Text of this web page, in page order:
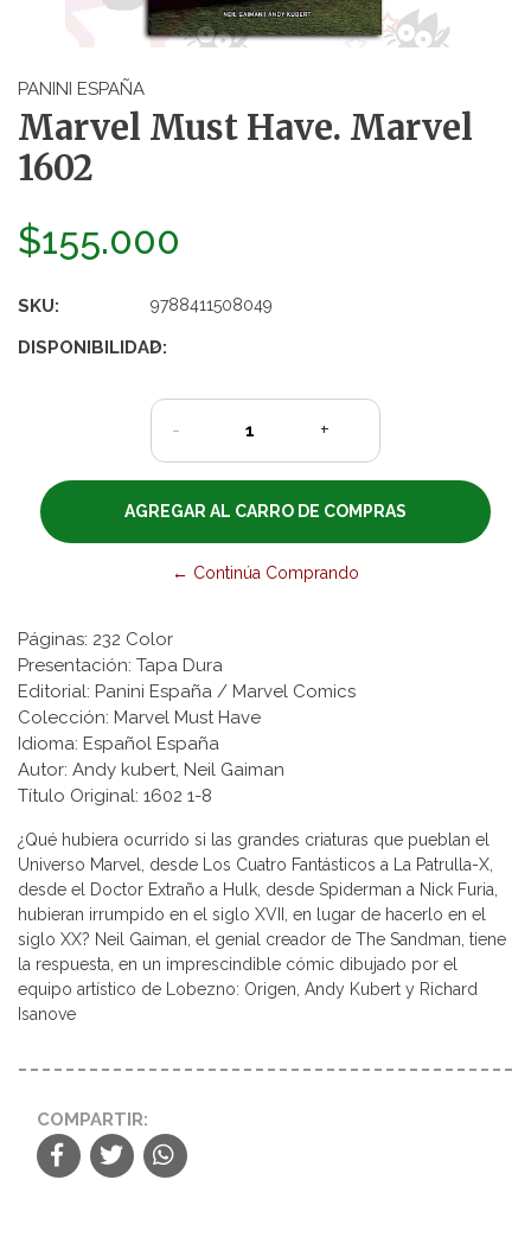
PANINI ESPAÑA
Marvel Must Have. Marvel
1602
$155.000
SKU: 9788411508049
DISPONIBILIDAD:
2
- +
← Continúa Comprando
Páginas: 232 Color
Presentación: Tapa Dura
Editorial: Panini España / Marvel Comics
Colección: Marvel Must Have
Idioma: Español España
Autor: Andy kubert, Neil Gaiman
Título Original: 1602 1-8
¿Qué hubiera ocurrido si las grandes criaturas que pueblan el
Universo Marvel, desde Los Cuatro Fantásticos a La Patrulla-X,
desde el Doctor Extraño a Hulk, desde Spiderman a Nick Furia,
hubieran irrumpido en el siglo XVII, en lugar de hacerlo en el
siglo XX? Neil Gaiman, el genial creador de The Sandman, tiene
la respuesta, en un imprescindible cómic dibujado por el
equipo artístico de Lobezno: Origen, Andy Kubert y Richard
Isanove
COMPARTIR: